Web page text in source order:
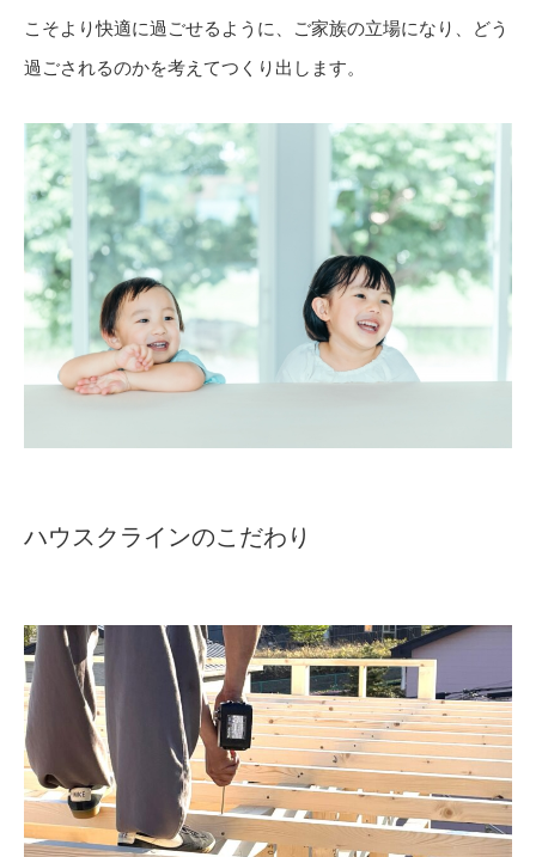
こそより快適に過ごせるように、ご家族の立場になり、どう
過ごされるのかを考えてつくり出します。
ハウスクラインのこだわり